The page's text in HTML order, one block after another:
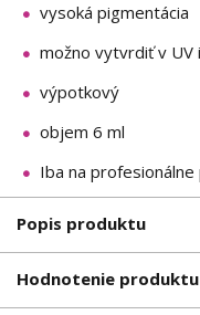
vysoká pigmentácia
možno vytvrdiť v UV
výpotkový
objem 6 ml
Iba na profesionálne
Popis produktu
Hodnotenie produktu